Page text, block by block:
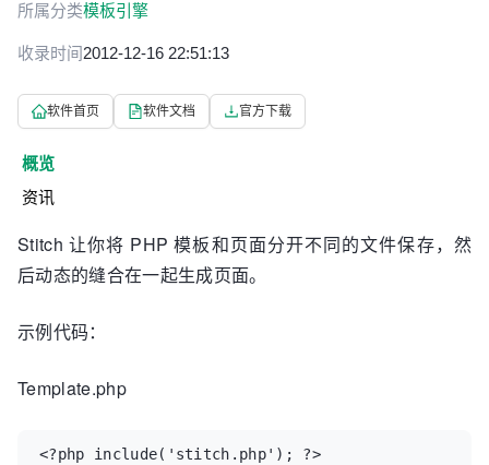
所属分类模板引擎
收录时间2012-12-16 22:51:13
软件首页 软件文档 官方下载
概览
资讯
Stitch 让你将 PHP 模板和页面分开不同的文件保存，然
后动态的缝合在一起生成页面。
示例代码：
Template.php
<?php include( 'stitch.php' );
?>